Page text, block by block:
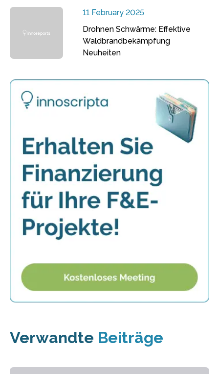
11 February 2025
Drohnen Schwärme: Effektive
Waldbrandbekämpfung
Neuheiten
Verwandte Beiträge